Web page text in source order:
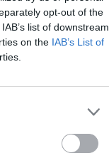
opt-out of the
list of downstream
on the IAB’s List of